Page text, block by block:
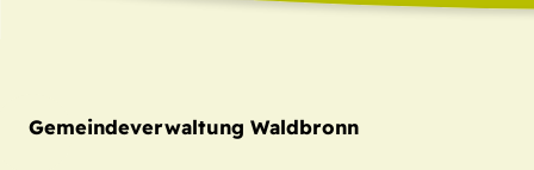
Gemeindeverwaltung Waldbronn